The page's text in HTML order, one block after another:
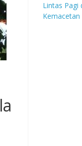
Lintas Pagi
Kemacetan